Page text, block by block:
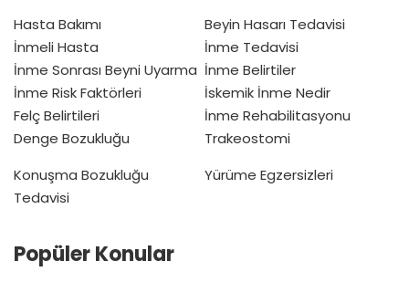
Hasta Bakımı
İnmeli Hasta
İnme Sonrası Beyni Uyarma
İnme Risk Faktörleri
Felç Belirtileri
Denge Bozukluğu
Beyin Hasarı Tedavisi
İnme Tedavisi
İnme Belirtiler
İskemik İnme Nedir
İnme Rehabilitasyonu
Trakeostomi
Konuşma Bozukluğu
Tedavisi
Yürüme Egzersizleri
Popüler Konular